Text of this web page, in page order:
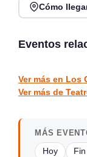
Cómo
Eventos
ZUMBA en
Santander
Ver más en Los
Ver más de
MÁS
Hoy